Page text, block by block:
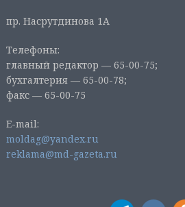
пр. Насрутдинова 1А
Телефоны:
главный редактор — 65-00-75;
бухгалтерия — 65-00-78;
факс — 65-00-75
E-mail:
moldag@yandex.ru
reklama@md-gazeta.ru